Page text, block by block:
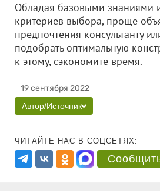
Обладая базовыми знаниями
критериев выбора, проще
предпочтения консультанту
подобрать оптимальную
к этому, сэкономите
19 сентября 2022
Автор/Источник
ЧИТАЙТЕ НАС В СОЦСЕТЯХ: